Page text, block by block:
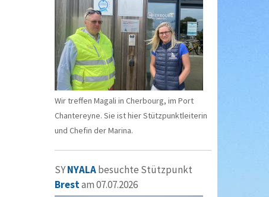
Wir treffen Magali in Cherbourg, im Port
Chantereyne. Sie ist hier Stützpunktleiterin
und Chefin der Marina.
SYNYALAbesuchte Stützpunkt
Brestam 07.07.2026